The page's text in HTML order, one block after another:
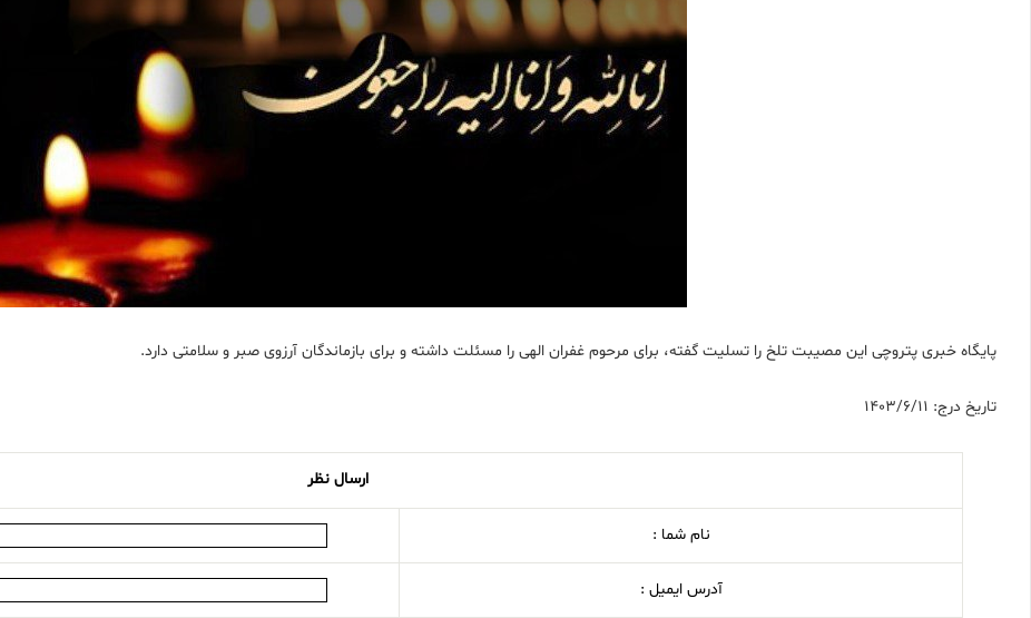
پایگاه خبری پتروچی این مصیبت تلخ را تسلیت گفته، برای مرحوم غفران الهی را مسئلت داشته و برای بازماندگان آرزوی صبر و سلامتی دارد.
تاریخ درج: 1403/6/11
ارسال نظر
نام شما :
آدرس ایمیل :